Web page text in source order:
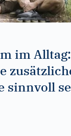
im Alltag:
sinnvoll